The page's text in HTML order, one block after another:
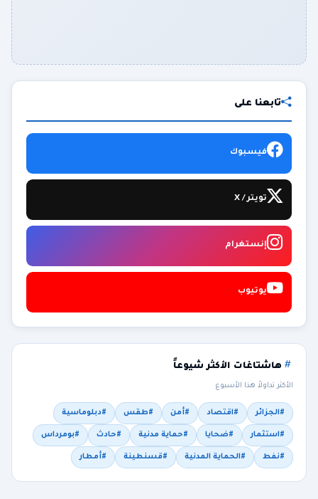
تابعنا على
فيسبوك
تويتر / X
إنستغرام
يوتيوب
هاشتاغات الأكثر شيوعاً
الأكثر تداولاً هذا الأسبوع
#الجزائر #اقتصاد #أمن #طقس #دبلوماسية
#استثمار #ضحايا #حماية مدنية #حادث #بومرداس
#نفط #الحماية المدنية #قسنطينة #أمطار